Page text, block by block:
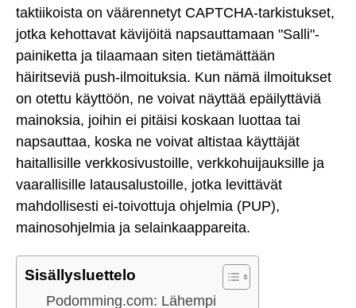
taktiikoista on väärennetyt CAPTCHA-tarkistukset,
jotka kehottavat kävijöitä napsauttamaan "Salli"-
painiketta ja tilaamaan siten tietämättään
häiritseviä push-ilmoituksia. Kun nämä ilmoitukset
on otettu käyttöön, ne voivat näyttää epäilyttäviä
mainoksia, joihin ei pitäisi koskaan luottaa tai
napsauttaa, koska ne voivat altistaa käyttäjät
haitallisille verkkosivustoille, verkkohuijauksille ja
vaarallisille latausalustoille, jotka levittävät
mahdollisesti ei-toivottuja ohjelmia (PUP),
mainosohjelmia ja selainkaappareita.
Sisällysluettelo
Podomming.com: Lähempi